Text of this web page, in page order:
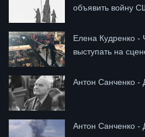
объявить войну
Елена Кудренко -
выступать на
Антон Санченко -
Антон Санченко -